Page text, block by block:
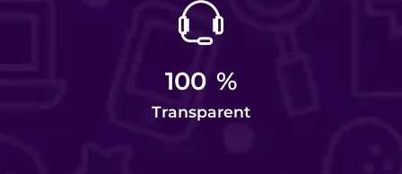
100 %
Transparent